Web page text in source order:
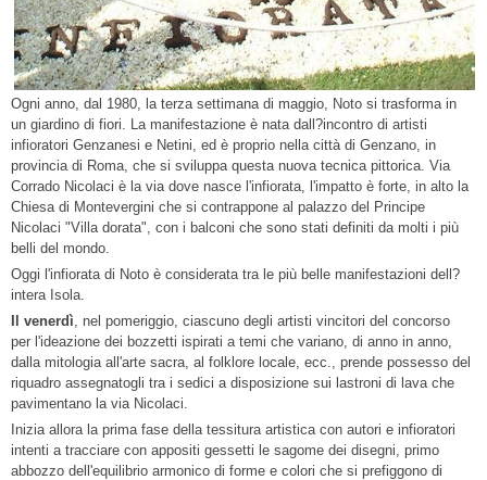
Ogni anno, dal 1980, la terza settimana di maggio, Noto si trasforma in
un giardino di fiori. La manifestazione è nata dall?incontro di artisti
infioratori Genzanesi e Netini, ed è proprio nella città di Genzano, in
provincia di Roma, che si sviluppa questa nuova tecnica pittorica. Via
Corrado Nicolaci è la via dove nasce l'infiorata, l'impatto è forte, in alto la
Chiesa di Montevergini che si contrappone al palazzo del Principe
Nicolaci "Villa dorata", con i balconi che sono stati definiti da molti i più
belli del mondo.
Oggi l'infiorata di Noto è considerata tra le più belle manifestazioni dell?
intera Isola.
Il venerdì, nel pomeriggio, ciascuno degli artisti vincitori del concorso
per l'ideazione dei bozzetti ispirati a temi che variano, di anno in anno,
dalla mitologia all'arte sacra, al folklore locale, ecc., prende possesso del
riquadro assegnatogli tra i sedici a disposizione sui lastroni di lava che
pavimentano la via Nicolaci.
Inizia allora la prima fase della tessitura artistica con autori e infioratori
intenti a tracciare con appositi gessetti le sagome dei disegni, primo
abbozzo dell'equilibrio armonico di forme e colori che si prefiggono di